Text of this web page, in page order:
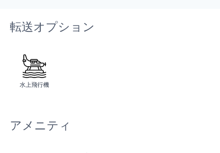
転送オプション
水上飛行機
アメニティ